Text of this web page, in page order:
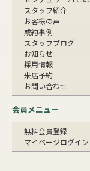
スタッフ紹介
お客様の声
成約事例
スタッフブログ
お知らせ
採用情報
来店予約
お問い合わせ
会員メニュー
無料会員登録
マイページログイン